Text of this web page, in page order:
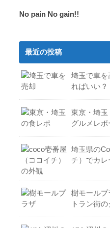
No pain No gain!!
最近の投稿
埼玉で車を
ればいい？
東京・埼玉
グルメレポ
埼玉県の
チ）でカレ
樹モールプ
トラン街